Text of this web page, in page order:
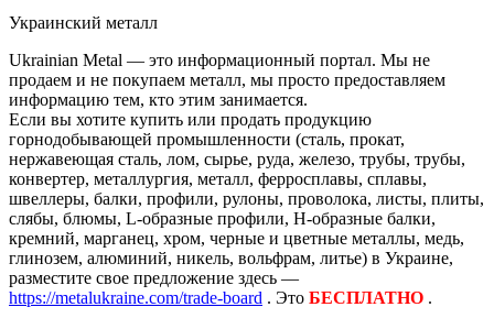
Украинский металл
Ukrainian Metal — это информационный портал. Мы не
продаем и не покупаем металл, мы просто предоставляем
информацию тем, кто этим занимается.
Если вы хотите купить или продать продукцию
горнодобывающей промышленности (сталь, прокат,
нержавеющая сталь, лом, сырье, руда, железо, трубы, трубы,
конвертер, металлургия, металл, ферросплавы, сплавы,
швеллеры, балки, профили, рулоны, проволока, листы, плиты,
слябы, блюмы, L-образные профили, H-образные балки,
кремний, марганец, хром, черные и цветные металлы, медь,
глинозем, алюминий, никель, вольфрам, литье) в Украине,
разместите свое предложение здесь —
https://metalukraine.com/trade-board . Это БЕСПЛАТНО .